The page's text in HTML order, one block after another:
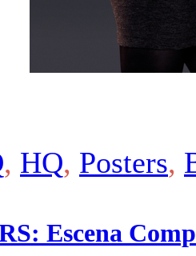
, HQ, Posters,
Escena